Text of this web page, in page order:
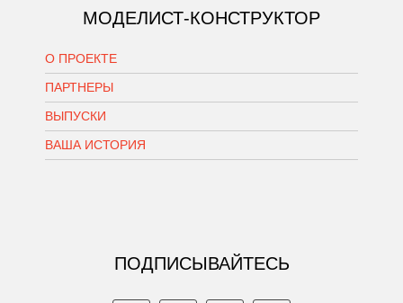
МОДЕЛИСТ-КОНСТРУКТОР
О ПРОЕКТЕ
ПАРТНЕРЫ
ВЫПУСКИ
ВАША ИСТОРИЯ
ПОДПИСЫВАЙТЕСЬ